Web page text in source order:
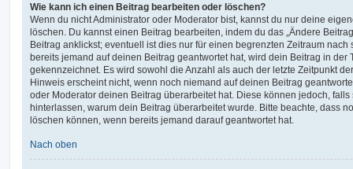
Wie kann ich einen Beitrag bearbeiten oder löschen?
Wenn du nicht Administrator oder Moderator bist, kannst du nur deine
löschen. Du kannst einen Beitrag bearbeiten, indem du das „Ändere
Beitrag anklickst; eventuell ist dies nur für einen begrenzten Zeitraum
bereits jemand auf deinen Beitrag geantwortet hat, wird dein Beitrag in der
gekennzeichnet. Es wird sowohl die Anzahl als auch der letzte Zeitpunkt
Hinweis erscheint nicht, wenn noch niemand auf deinen Beitrag
oder Moderator deinen Beitrag überarbeitet hat. Diese können jedoch,
hinterlassen, warum dein Beitrag überarbeitet wurde. Bitte beachte, dass
löschen können, wenn bereits jemand darauf geantwortet hat.
Nach oben